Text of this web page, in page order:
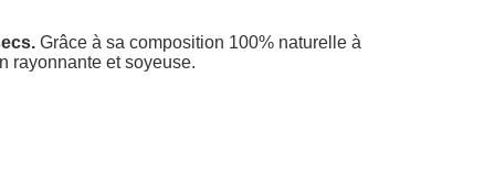
Grâce à sa composition 100% naturelle à
rayonnante et soyeuse.